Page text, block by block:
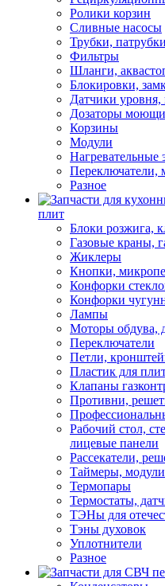
Ролики корзин
Сливные насосы
Трубки, патрубки
Фильтры
Шланги,
Блокировки,
Датчики уровня,
Дозаторы
Корзины
Модули
Нагревательные
Переключатели,
Разное
плит
Блоки розжига,
Газовые краны,
Жиклеры
Кнопки,
Конфорки
Конфорки
Лампы
Моторы обдува,
Переключатели
Петли,
Пластик для
Клапаны
Противни,
Рабочий стол,
лицевые панели
Рассекатели,
Таймеры, модули
Термопары
Термостаты,
ТЭНы для
Тэны духовок
Уплотнители
Разное